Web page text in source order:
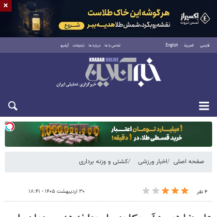
فارسی العربية English تماس با ما درباره ما تبلیغات آرشیو
یکشنبه ۱۸ مرداد ۱۴۰۵
صفحه اصلی اخبار ورزشی کشتی و وزنه‌ برداری
۴ نفر ۳۰ اردیبهشت ۱۴۰۵ - ۱۸:۴۱
×